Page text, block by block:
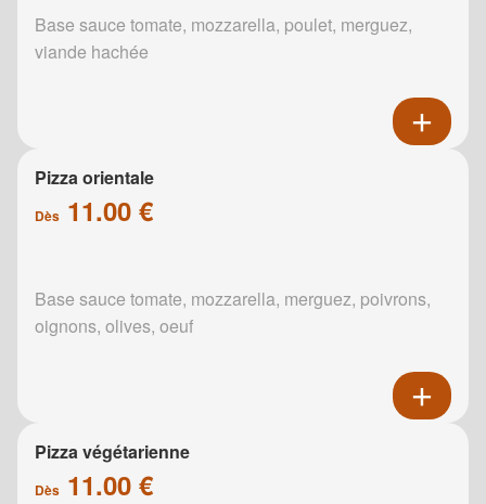
Base sauce tomate, mozzarella, poulet, merguez,
viande hachée
Pizza orientale
Dès 11.00 €
Base sauce tomate, mozzarella, merguez, poivrons,
oignons, olives, oeuf
Pizza végétarienne
Dès 11.00 €